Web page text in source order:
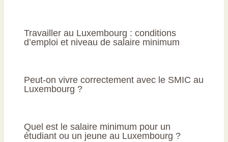
Travailler au Luxembourg : conditions
d’emploi et niveau de salaire minimum
Peut-on vivre correctement avec le SMIC au
Luxembourg ?
Quel est le salaire minimum pour un
étudiant ou un jeune au Luxembourg ?